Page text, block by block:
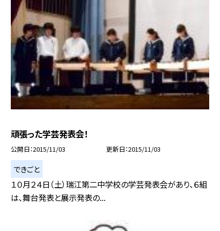
頑張った学芸発表会！
公開日 2015/11/03 更新日 2015/11/03
できごと
１０月２４日（土）瑞江第二中学校の学芸発表会があり、６組
は、舞台発表と展示発表の...